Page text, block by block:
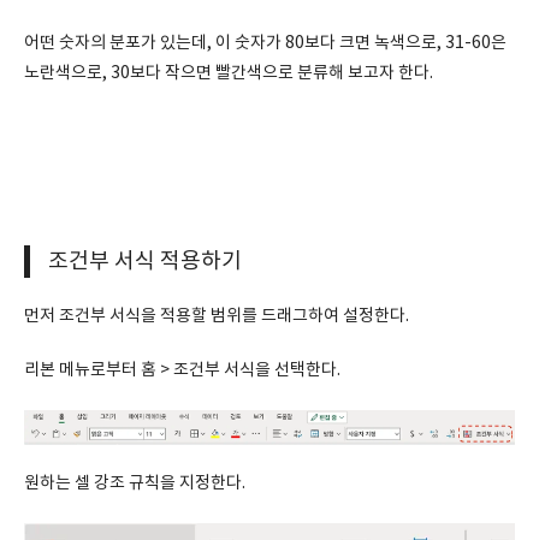
어떤 숫자의 분포가 있는데, 이 숫자가 80보다 크면 녹색으로, 31-60은
노란색으로, 30보다 작으면 빨간색으로 분류해 보고자 한다.
조건부 서식 적용하기
먼저 조건부 서식을 적용할 범위를 드래그하여 설정한다.
리본 메뉴로부터 홈 > 조건부 서식을 선택한다.
원하는 셀 강조 규칙을 지정한다.